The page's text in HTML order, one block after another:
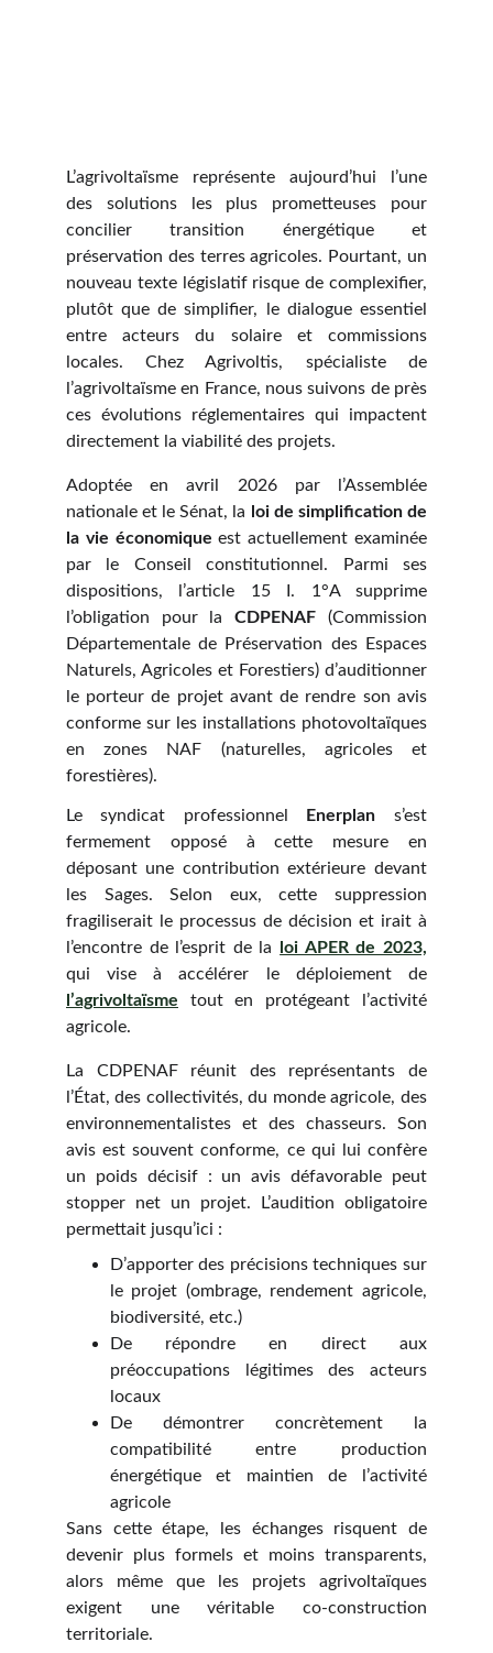
L’agrivoltaïsme représente aujourd’hui l’une
des solutions les plus prometteuses pour
concilier transition énergétique et
préservation des terres agricoles. Pourtant, un
nouveau texte législatif risque de complexifier,
plutôt que de simplifier, le dialogue essentiel
entre acteurs du solaire et commissions
locales. Chez Agrivoltis, spécialiste de
l’agrivoltaïsme en France, nous suivons de près
ces évolutions réglementaires qui impactent
directement la viabilité des projets.
Adoptée en avril 2026 par l’Assemblée
nationale et le Sénat, la
loi de simplification de
la vie économique est actuellement examinée
par le Conseil constitutionnel. Parmi ses
dispositions, l’article 15 I. 1°A supprime
l’obligation pour laCDPENAF (Commission
Départementale de Préservation des Espaces
Naturels, Agricoles et Forestiers) d’auditionner
le porteur de projet avant de rendre son avis
conforme sur les installations photovoltaïques
en zones NAF (naturelles, agricoles et
forestières).
Le syndicat professionnel Enerplan s’est
fermement opposé à cette mesure en
déposant une contribution extérieure devant
les Sages. Selon eux, cette suppression
fragiliserait le processus de décision et irait à
l’encontre de l’esprit de la
loi APER de 2023,
qui vise à accélérer le déploiement de
l’agrivoltaïsme tout en protégeant l’activité
agricole.
La CDPENAF réunit des représentants de
l’État, des collectivités, du monde agricole, des
environnementalistes et des chasseurs. Son
avis est souvent conforme, ce qui lui confère
un poids décisif : un avis défavorable peut
stopper net un projet. L’audition obligatoire
permettait jusqu’ici :
D’apporter des précisions techniques sur
le projet (ombrage, rendement agricole,
biodiversité, etc.)
De répondre en direct aux
préoccupations légitimes des acteurs
locaux
De démontrer concrètement la
compatibilité entre production
énergétique et maintien de l’activité
agricole
Sans cette étape, les échanges risquent de
devenir plus formels et moins transparents,
alors même que les projets agrivoltaïques
exigent une véritable co-construction
territoriale.